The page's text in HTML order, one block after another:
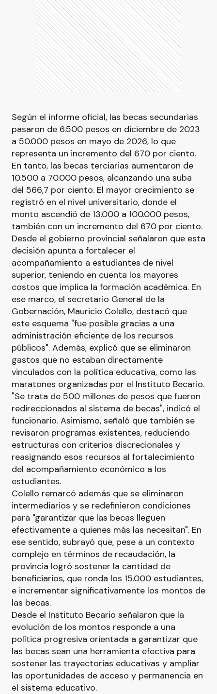
Según el informe oficial, las becas secundarias
pasaron de 6.500 pesos en diciembre de 2023
a 50.000 pesos en mayo de 2026, lo que
representa un incremento del 670 por ciento.
En tanto, las becas terciarias aumentaron de
10.500 a 70.000 pesos, alcanzando una suba
del 566,7 por ciento. El mayor crecimiento se
registró en el nivel universitario, donde el
monto ascendió de 13.000 a 100.000 pesos,
también con un incremento del 670 por ciento.
Desde el gobierno provincial señalaron que esta
decisión apunta a fortalecer el
acompañamiento a estudiantes de nivel
superior, teniendo en cuenta los mayores
costos que implica la formación académica. En
ese marco, el secretario General de la
Gobernación, Mauricio Colello, destacó que
este esquema "fue posible gracias a una
administración eficiente de los recursos
públicos". Además, explicó que se eliminaron
gastos que no estaban directamente
vinculados con la política educativa, como las
maratones organizadas por el Instituto Becario.
"Se trata de 500 millones de pesos que fueron
redireccionados al sistema de becas", indicó el
funcionario. Asimismo, señaló que también se
revisaron programas existentes, reduciendo
estructuras con criterios discrecionales y
reasignando esos recursos al fortalecimiento
del acompañamiento económico a los
estudiantes.
Colello remarcó además que se eliminaron
intermediarios y se redefinieron condiciones
para "garantizar que las becas lleguen
efectivamente a quienes más las necesitan". En
ese sentido, subrayó que, pese a un contexto
complejo en términos de recaudación, la
provincia logró sostener la cantidad de
beneficiarios, que ronda los 15.000 estudiantes,
e incrementar significativamente los montos de
las becas.
Desde el Instituto Becario señalaron que la
evolución de los montos responde a una
política progresiva orientada a garantizar que
las becas sean una herramienta efectiva para
sostener las trayectorias educativas y ampliar
las oportunidades de acceso y permanencia en
el sistema educativo.